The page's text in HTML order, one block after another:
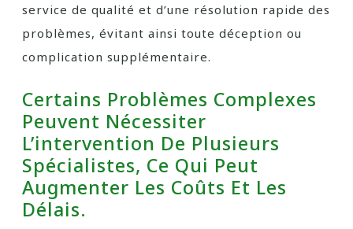
service de qualité et d’une résolution rapide des
problèmes, évitant ainsi toute déception ou
complication supplémentaire.
Certains Problèmes Complexes
Peuvent Nécessiter
L’intervention De Plusieurs
Spécialistes, Ce Qui Peut
Augmenter Les Coûts Et Les
Délais.